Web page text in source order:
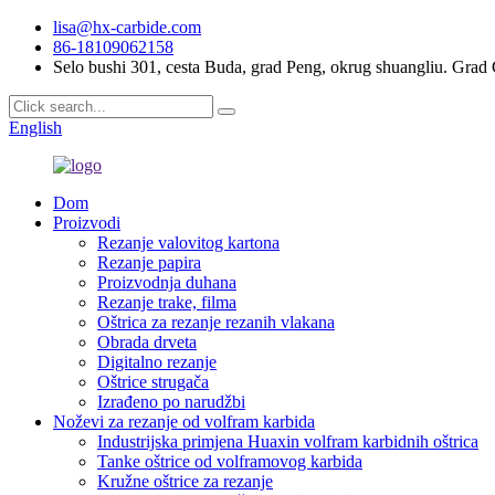
lisa@hx-carbide.com
86-18109062158
Selo bushi 301, cesta Buda, grad Peng, okrug shuangliu. Grad
English
Dom
Proizvodi
Rezanje valovitog kartona
Rezanje papira
Proizvodnja duhana
Rezanje trake, filma
Oštrica za rezanje rezanih vlakana
Obrada drveta
Digitalno rezanje
Oštrice strugača
Izrađeno po narudžbi
Noževi za rezanje od volfram karbida
Industrijska primjena Huaxin volfram karbidnih oštrica
Tanke oštrice od volframovog karbida
Kružne oštrice za rezanje